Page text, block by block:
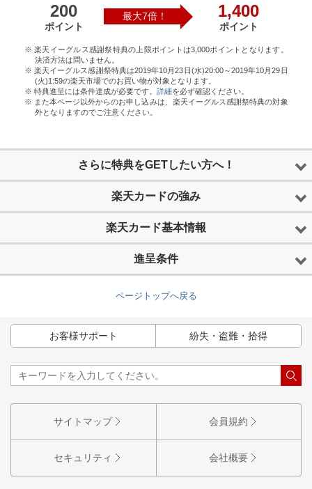
200
ポイント
最大7倍！ 1,400
ポイント
※ 楽天イーグルス感謝祭特典の上限ポイントは3,000ポイントとなります。
決済方法は問いません。
※ 楽天イーグルス感謝祭特典は2019年10月23日(水)20:00～2019年10月29日
(火)1:59の楽天市場でのお買い物が対象となります。
※ 特典進呈には条件達成が必要です。 詳細を必ず確認ください。
※ また本ページ以外からのお申し込みは、楽天イーグルス感謝祭特典の対象
外となりますのでご注意ください。
さらに特典をGETしたい方へ！
楽天カードの強み
楽天カード基本情報
進呈条件
ページトップへ戻る
お客様サポート 紛失・盗難・拾得
サイトマップ 会員規約
セキュリティ 会社概要